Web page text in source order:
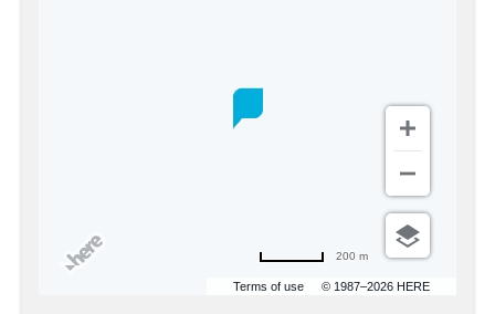
Terms of use © 1987–2026 HERE
200 m